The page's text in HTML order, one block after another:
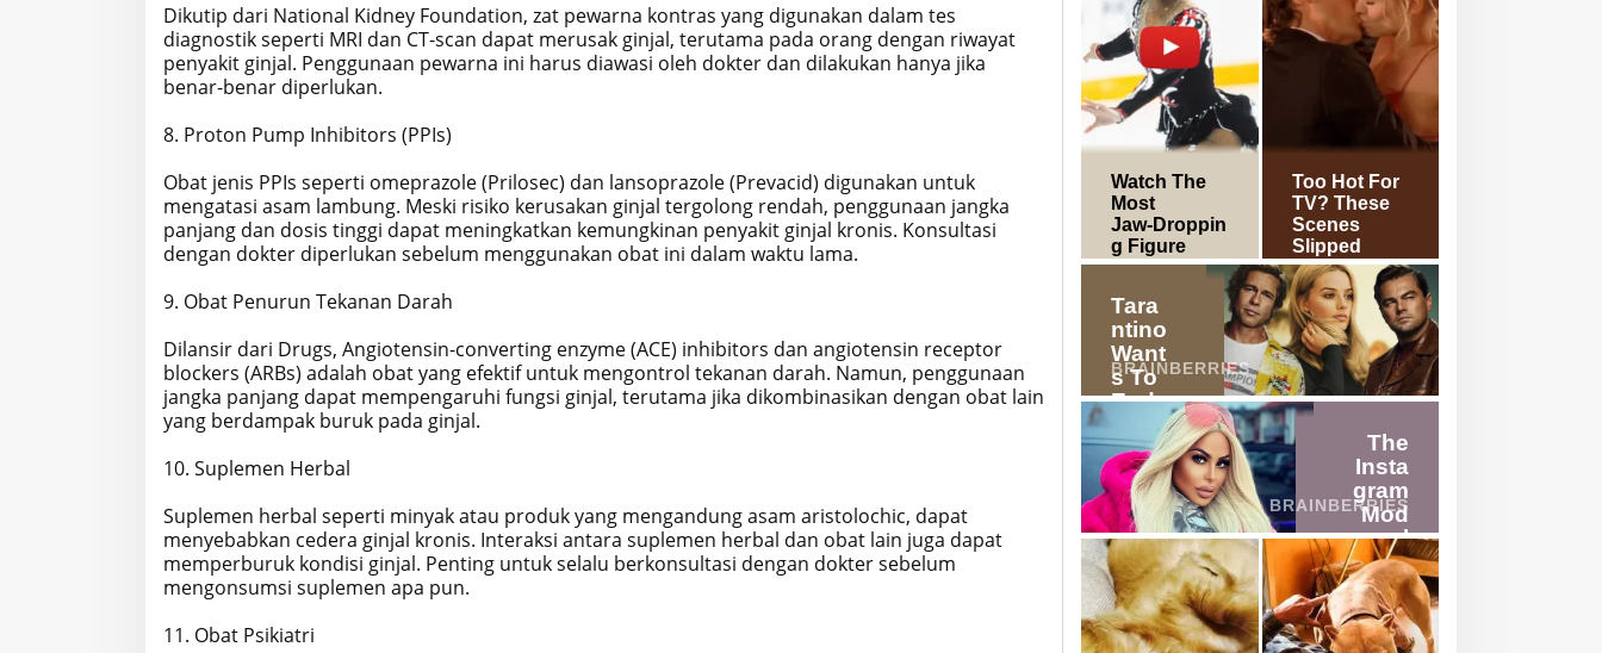
Dikutip dari National Kidney Foundation, zat pewarna kontras yang digunakan dalam tes
diagnostik seperti MRI dan CT-scan dapat merusak ginjal, terutama pada orang dengan riwayat
penyakit ginjal. Penggunaan pewarna ini harus diawasi oleh dokter dan dilakukan hanya jika
benar-benar diperlukan.
8. Proton Pump Inhibitors (PPIs)
Obat jenis PPIs seperti omeprazole (Prilosec) dan lansoprazole (Prevacid) digunakan untuk
mengatasi asam lambung. Meski risiko kerusakan ginjal tergolong rendah, penggunaan jangka
panjang dan dosis tinggi dapat meningkatkan kemungkinan penyakit ginjal kronis. Konsultasi
dengan dokter diperlukan sebelum menggunakan obat ini dalam waktu lama.
9. Obat Penurun Tekanan Darah
Dilansir dari Drugs, Angiotensin-converting enzyme (ACE) inhibitors dan angiotensin receptor
blockers (ARBs) adalah obat yang efektif untuk mengontrol tekanan darah. Namun, penggunaan
jangka panjang dapat mempengaruhi fungsi ginjal, terutama jika dikombinasikan dengan obat lain
yang berdampak buruk pada ginjal.
10. Suplemen Herbal
Suplemen herbal seperti minyak atau produk yang mengandung asam aristolochic, dapat
menyebabkan cedera ginjal kronis. Interaksi antara suplemen herbal dan obat lain juga dapat
memperburuk kondisi ginjal. Penting untuk selalu berkonsultasi dengan dokter sebelum
mengonsumsi suplemen apa pun.
11. Obat Psikiatri